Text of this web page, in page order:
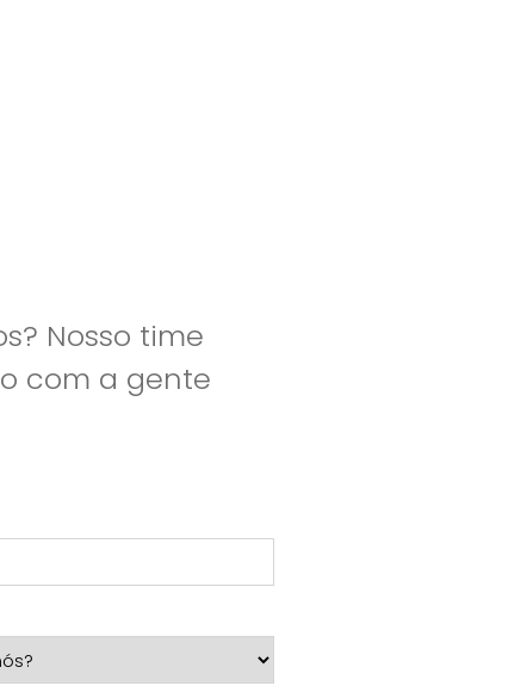
Nosso time
com a gente